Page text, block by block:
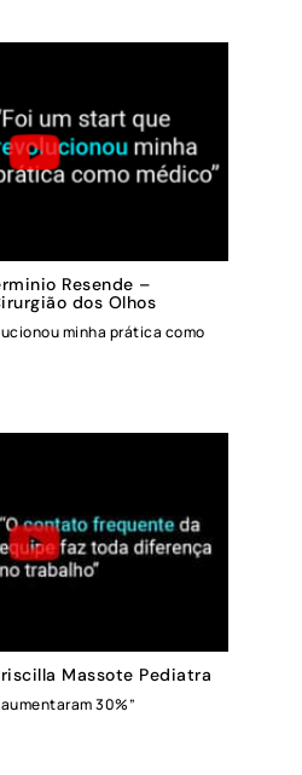
Resende –
dos Olhos
minha prática como
Massote Pediatra
30%”